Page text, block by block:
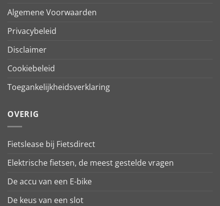
Algemene Voorwaarden
Privacybeleid
Disclaimer
Cookiebeleid
Toegankelijkheidsverklaring
OVERIG
Fietslease bij Fietsdirect
Elektrische fietsen, de meest gestelde vragen
De accu van een E-bike
De keus van een slot